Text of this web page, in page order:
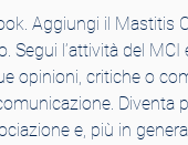
Segui l’attività del
opinioni, critiche o
Diventa
e, più in